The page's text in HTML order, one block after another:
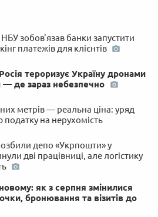
НБУ зобов'язав банки запустити
платежів для клієнтів
тероризує Україну дронами
— де зараз небезпечно
метрів — реальна ціна: уряд
податку на нерухомість
депо «Укрпошти» у
дві працівниці, але логістику
як з серпня змінилися
бронювання та візитів до